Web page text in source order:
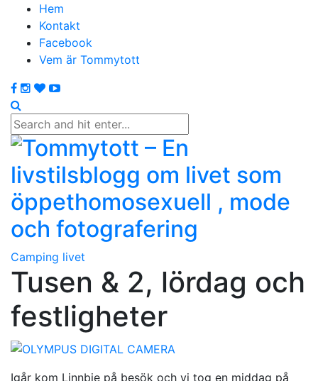
Hem
Kontakt
Facebook
Vem är Tommytott
Camping livet
Tusen & 2, lördag och
festligheter
Igår kom Linnbie på besök och vi tog en middag på